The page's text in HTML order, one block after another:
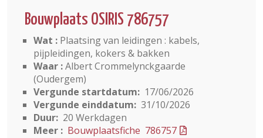
Bouwplaats OSIRIS 786757
Wat : Plaatsing van leidingen : kabels,
pijpleidingen, kokers & bakken
Waar :Albert Crommelynckgaarde
(Oudergem)
Vergunde startdatum: 17/06/2026
Vergunde einddatum: 31/10/2026
Duur: 20 Werkdagen
Meer : Bouwplaatsfiche 786757